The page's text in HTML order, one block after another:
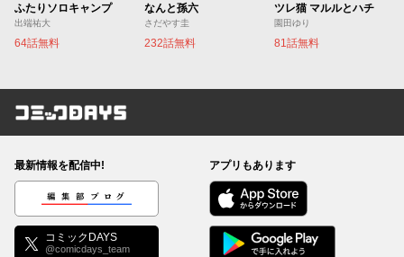
ふたりソロキャンプ
出端祐大
64話無料
なんと孫六
さだやす圭
232話無料
ツレ猫 マルルとハチ
園田ゆり
81話無料
コミックDAYS
最新情報を配信中!
編集部ブログ
コミックDAYS
@comicdays_team
アプリもあります